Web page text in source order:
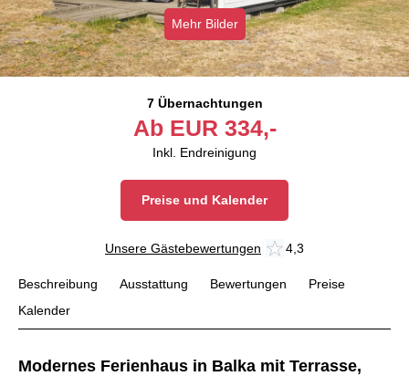
Mehr Bilder
7 Übernachtungen
Ab EUR 334,-
Inkl. Endreinigung
Preise und Kalender
Unsere Gästebewertungen 4,3
Beschreibung Ausstattung Bewertungen
Preise
Kalender
Modernes Ferienhaus in Balka mit Terrasse,